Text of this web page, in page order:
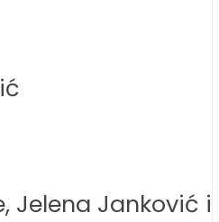
Jelena Janković i